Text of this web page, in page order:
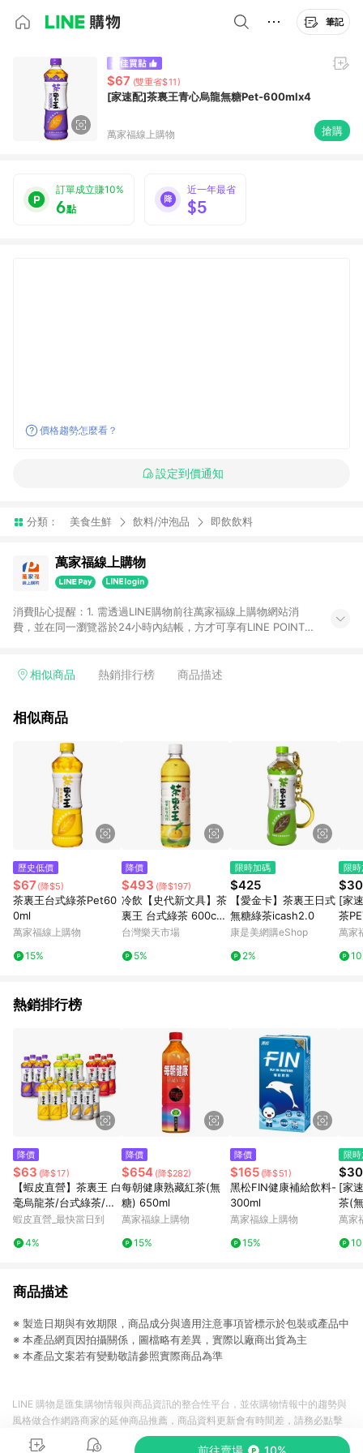
筆記
$67 (雙重省$11)
[家速配]茶裏王青心烏龍無糖Pet-600mlx4
萬家福線上購物 搶購
訂單成立賺10%
6點
近一年最省
$5
價格趨勢怎麼看？
設定到價通知
分類： 美食生鮮 飲料/沖泡品 即飲飲料
萬家福線上購物
消費貼心提醒：1. 需透過LINE購物前往萬家福線上購物網站消
費，並在同一瀏覽器於24小時內結帳，方才可享有LINE POINTS
4. 不具回饋資格種類商品：電子禮券。 5. 回饋點數計算將排除訂
錄，相關問題請於保留時間內聯絡客服中心，並由康達盛通生活
提供簡單、快速、輕鬆的購物流程及體驗，將不定期推出精選、
話題性或期間限定商品來滿足您的喜好。
相似商品 熱銷排行榜 商品描述
相似商品
歷史低價
$67 (降$5)
茶裏王台式綠茶Pet60
0ml
萬家福線上購物
15%
降價
$493 (降$197)
冷飲【史代新文具】茶
裏王 台式綠茶 600cc
(24瓶/箱)
台灣樂天市場
5%
限時加碼
$425
【愛金卡】茶裏王日式
無糖綠茶icash2.0
康是美網購eShop
2%
限
$30
[家
茶
萬家
熱銷排行榜
降價
$63 (降$17)
【蝦皮直營】茶裏王 白
毫烏龍茶/台式綠茶/英
式紅茶/日式無糖綠茶/
入/組 飲料 綠茶
蝦皮直營_最快當日到
4%
降價
$654 (降$282)
每朝健康熟藏紅茶(無
糖) 650ml
萬家福線上購物
15%
降價
$165 (降$51)
黑松FIN健康補給飲料-
300ml
萬家福線上購物
15%
限
$30
[家
茶(
萬家
商品描述
※ 製造日期與有效期限，商品成分與適用注意事項皆標示於包裝或產品中
※ 本產品網頁因拍攝關係，圖檔略有差異，實際以廠商出貨為主
※ 本產品文案若有變動敬請參照實際商品為準
前往賣場 10%
LINE 購物是匯集購物情報與商品資訊的整合性平台，並依購物情報中的趨勢與
風格做合作網路商家的延伸商品推薦，商品資料更新會有時間差，請務必點擊
商品至各合作網路商家，確認現售價與購物條件，一切資訊以合作廠商網頁為